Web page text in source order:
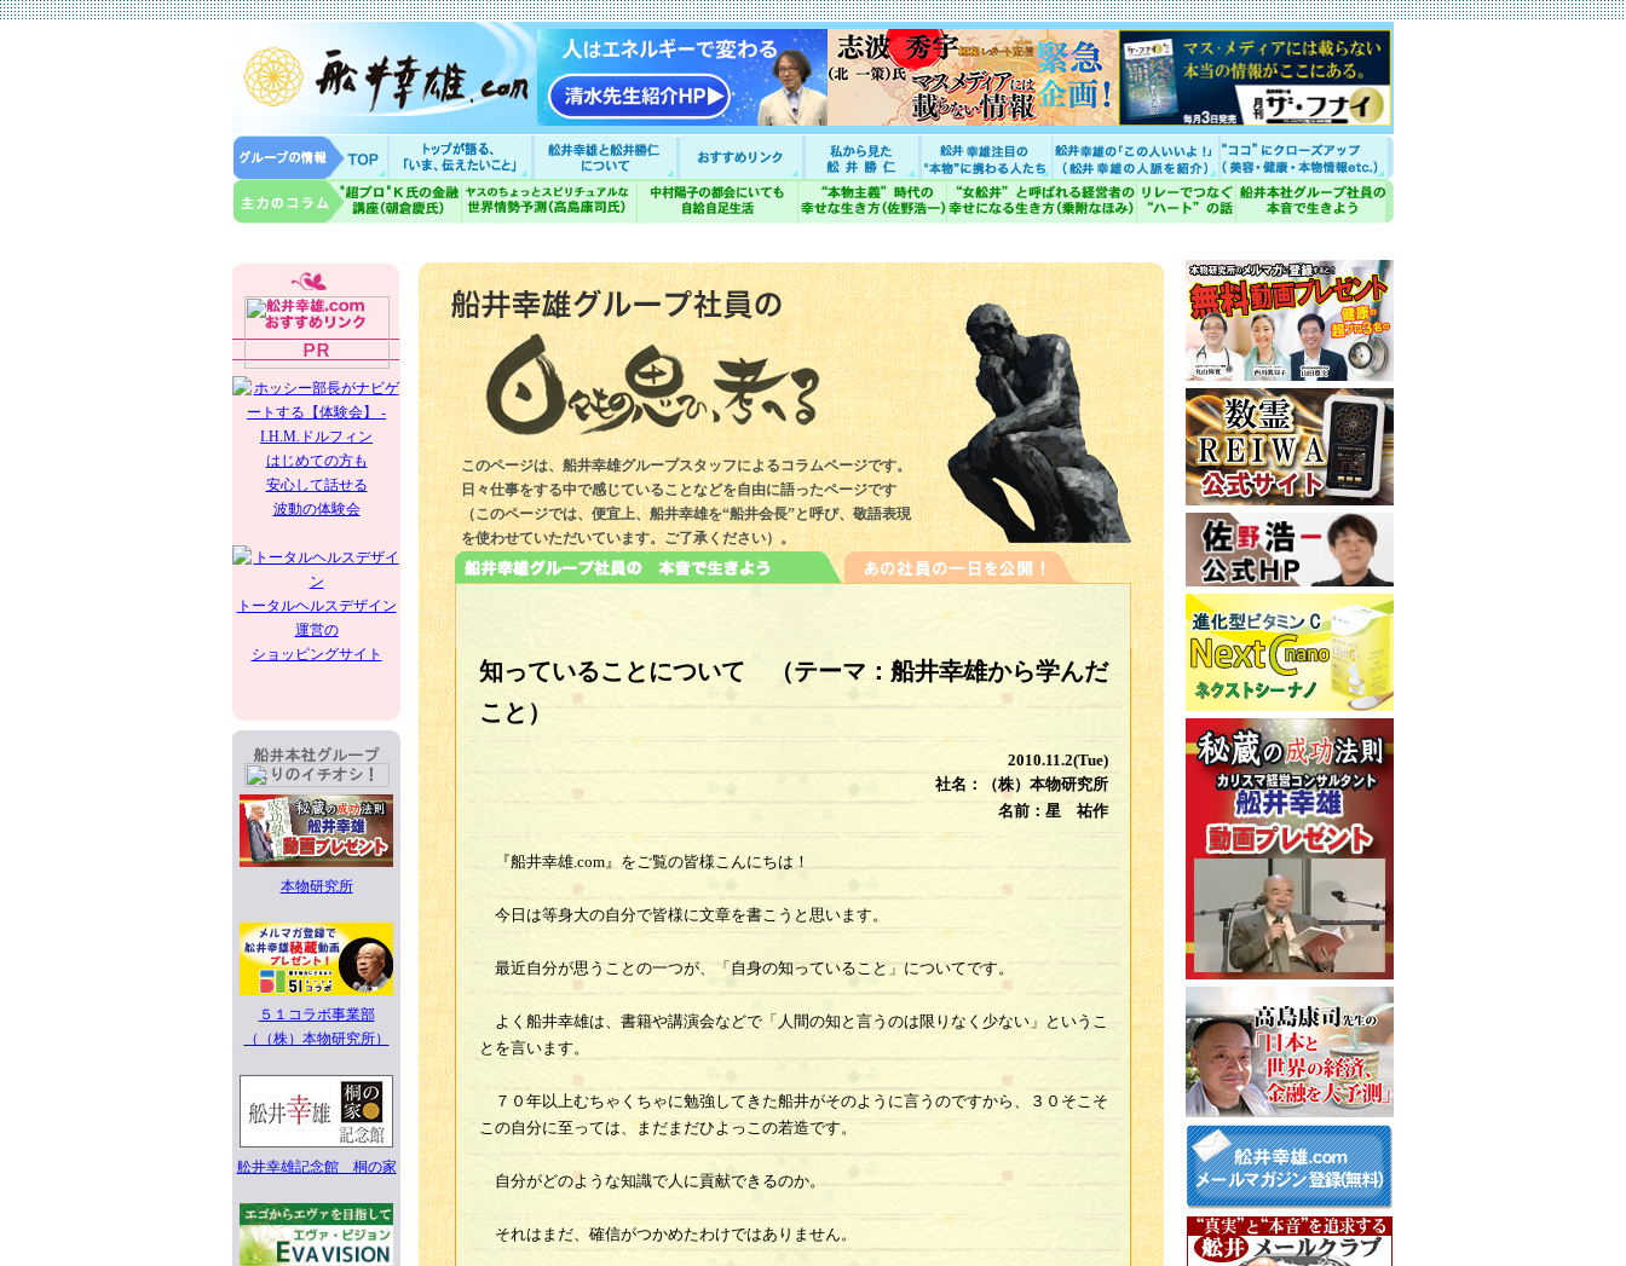
はじめての方も
安心して話せる
波動の体験会
トータルヘルスデザイン
運営の
ショッピングサイト
本物研究所
５１コラボ事業部
（（株）本物研究所）
舩井幸雄記念館 桐の家
このページは、船井幸雄グループスタッフによるコラムページです。
日々仕事をする中で感じていることなどを自由に語ったページです
（このページでは、便宜上、船井幸雄を“船井会長”と呼び、敬語表現
を使わせていただいています。ご了承ください）。
知っていることについて （テーマ：船井幸雄から学んだ
こと）
2010.11.2(Tue)
社名：（株）本物研究所
名前：星 祐作
『船井幸雄.com』をご覧の皆様こんにちは！
今日は等身大の自分で皆様に文章を書こうと思います。
最近自分が思うことの一つが、「自身の知っていること」についてです。
よく船井幸雄は、書籍や講演会などで「人間の知と言うのは限りなく少ない」というこ
とを言います。
７０年以上むちゃくちゃに勉強してきた船井がそのように言うのですから、３０そこそ
この自分に至っては、まだまだひよっこの若造です。
自分がどのような知識で人に貢献できるのか。
それはまだ、確信がつかめたわけではありません。